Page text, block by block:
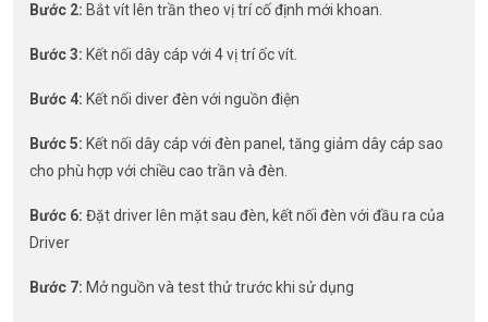
Bước 2: Bắt vít lên trần theo vị trí cố định mới khoan.
Bước 3: Kết nối dây cáp với 4 vị trí ốc vít.
Bước 4: Kết nối diver đèn với nguồn điện
Bước 5: Kết nối dây cáp với đèn panel, tăng giảm dây cáp sao
cho phù hợp với chiều cao trần và đèn.
Bước 6: Đặt driver lên mặt sau đèn, kết nối đèn với đầu ra của
Driver
Bước 7: Mở nguồn và test thử trước khi sử dụng